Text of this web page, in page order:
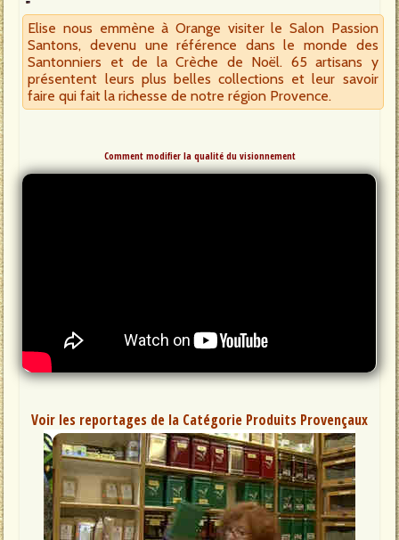
Elise nous emmène à Orange visiter le Salon Passion
Santons, devenu une référence dans le monde des
Santonniers et de la Crèche de Noël. 65 artisans y
présentent leurs plus belles collections et leur savoir
faire qui fait la richesse de notre région Provence.
Comment modifier la qualité du visionnement
Voir les reportages de la Catégorie Produits Provençaux